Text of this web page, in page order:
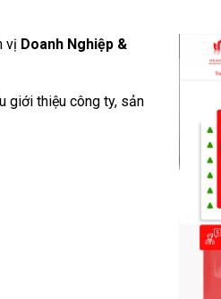
vị Doanh Nghiệp &
giới thiệu công ty, sản